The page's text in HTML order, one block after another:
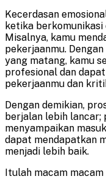
Kecerdasan
ketika
Misalnya, kamu
pekerjaanmu.
yang matang, kamu
profesional dan
pekerjaanmu dan
Dengan demikian,
berjalan lebih
menyampaikan
dapat mendapatkan
menjadi lebih baik.
Itulah macam